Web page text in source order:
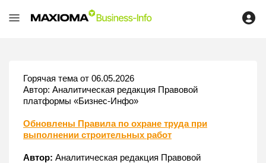
Горячая тема от 06.05.2026
Автор: Аналитическая редакция Правовой
платформы «Бизнес-Инфо»
Обновлены Правила по охране труда при
выполнении строительных работ
Автор: Аналитическая редакция Правовой